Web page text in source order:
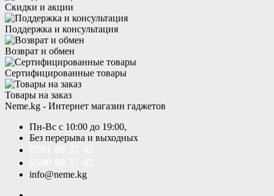
Скидки и акции
Поддержка и консультация
Возврат и обмен
Сертифицированные товары
Товары на заказ
Neme.kg - Интернет магазин гаджетов
Пн-Вс с 10:00 до 19:00,
Без перерыва и выходных
info@neme.kg